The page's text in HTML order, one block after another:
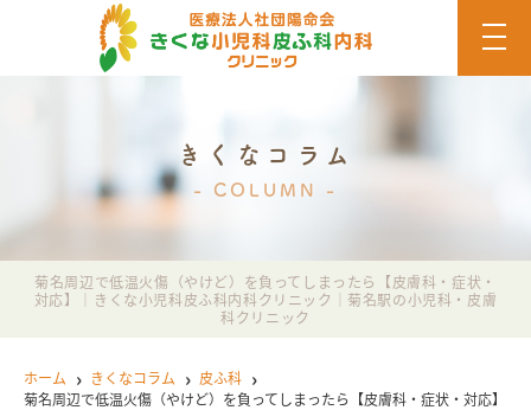
きくなコラム
COLUMN
菊名周辺で低温火傷（やけど）を負ってしまったら【皮膚科・症状・
対応】｜きくな小児科皮ふ科内科クリニック｜菊名駅の小児科・皮膚
科クリニック
t
o
i
n
ホーム きくなコラム
皮ふ科
菊名周辺で低温火傷（やけど）を負ってしまったら【皮膚科・症状・対応】